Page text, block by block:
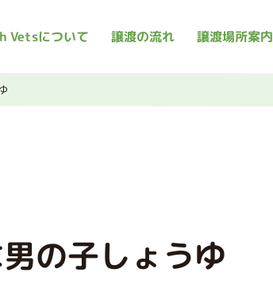
Vetsについて 譲渡の流れ 譲渡場所案内
の子しょうゆ